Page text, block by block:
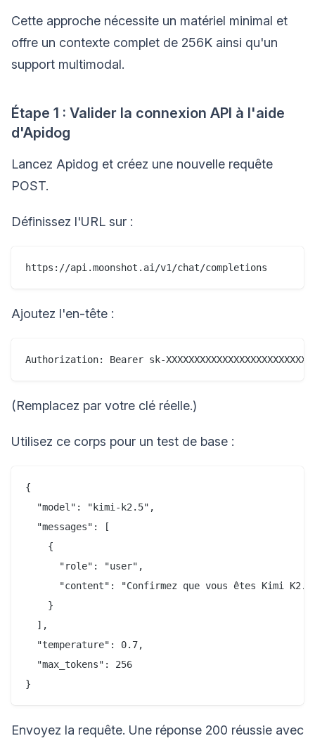
Cette approche nécessite un matériel minimal et
offre un contexte complet de 256K ainsi qu'un
support multimodal.
Étape 1 : Valider la connexion API à l'aide
d'Apidog
Lancez Apidog et créez une nouvelle requête
POST.
Définissez l'URL sur :
Ajoutez l'en-tête :
(Remplacez par votre clé réelle.)
Utilisez ce corps pour un test de base :
{
  "model": "kimi-k2.5",
  "messages": [
    {
      "role": "user",
"content": "Confirmez que vous êtes Kimi
    }
  ],
  "temperature": 0.7,
  "max_tokens": 256
Envoyez la requête. Une réponse 200 réussie avec